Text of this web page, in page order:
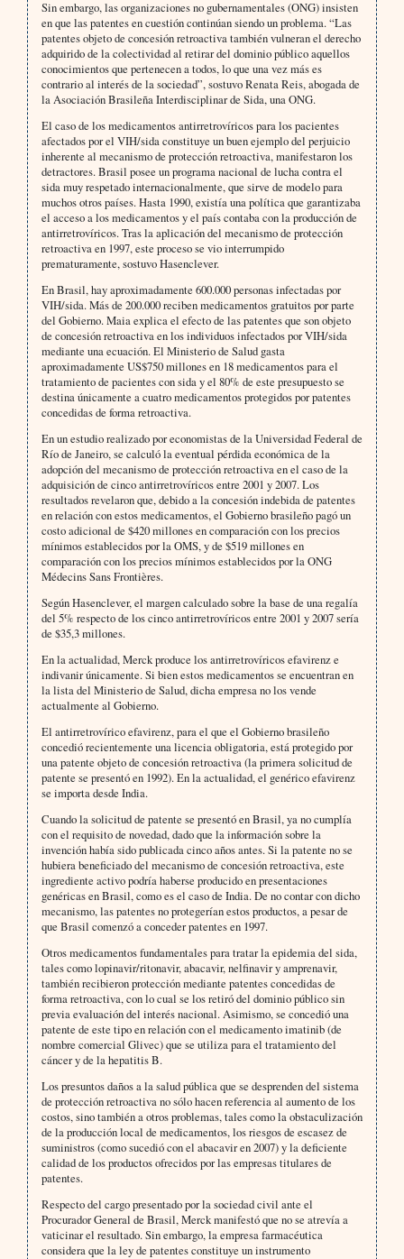
Sin embargo, las organizaciones no gubernamentales (ONG) insisten
en que las patentes en cuestión continúan siendo un problema. “Las
patentes objeto de concesión retroactiva también vulneran el derecho
adquirido de la colectividad al retirar del dominio público aquellos
conocimientos que pertenecen a todos, lo que una vez más es
contrario al interés de la sociedad”, sostuvo Renata Reis, abogada de
la Asociación Brasileña Interdisciplinar de Sida, una ONG.
El caso de los medicamentos antirretrovíricos para los pacientes
afectados por el VIH/sida constituye un buen ejemplo del perjuicio
inherente al mecanismo de protección retroactiva, manifestaron los
detractores. Brasil posee un programa nacional de lucha contra el
sida muy respetado internacionalmente, que sirve de modelo para
muchos otros países. Hasta 1990, existía una política que garantizaba
el acceso a los medicamentos y el país contaba con la producción de
antirretrovíricos. Tras la aplicación del mecanismo de protección
retroactiva en 1997, este proceso se vio interrumpido
prematuramente, sostuvo Hasenclever.
En Brasil, hay aproximadamente 600.000 personas infectadas por
VIH/sida. Más de 200.000 reciben medicamentos gratuitos por parte
del Gobierno. Maia explica el efecto de las patentes que son objeto
de concesión retroactiva en los individuos infectados por VIH/sida
mediante una ecuación. El Ministerio de Salud gasta
aproximadamente US$750 millones en 18 medicamentos para el
tratamiento de pacientes con sida y el 80% de este presupuesto se
destina únicamente a cuatro medicamentos protegidos por patentes
concedidas de forma retroactiva.
En un estudio realizado por economistas de la Universidad Federal de
Río de Janeiro, se calculó la eventual pérdida económica de la
adopción del mecanismo de protección retroactiva en el caso de la
adquisición de cinco antirretrovíricos entre 2001 y 2007. Los
resultados revelaron que, debido a la concesión indebida de patentes
en relación con estos medicamentos, el Gobierno brasileño pagó un
costo adicional de $420 millones en comparación con los precios
mínimos establecidos por la OMS, y de $519 millones en
comparación con los precios mínimos establecidos por la ONG
Médecins Sans Frontières.
Según Hasenclever, el margen calculado sobre la base de una regalía
del 5% respecto de los cinco antirretrovíricos entre 2001 y 2007 sería
de $35,3 millones.
En la actualidad, Merck produce los antirretrovíricos efavirenz e
indivanir únicamente. Si bien estos medicamentos se encuentran en
la lista del Ministerio de Salud, dicha empresa no los vende
actualmente al Gobierno.
El antirretrovírico efavirenz, para el que el Gobierno brasileño
concedió recientemente una licencia obligatoria, está protegido por
una patente objeto de concesión retroactiva (la primera solicitud de
patente se presentó en 1992). En la actualidad, el genérico efavirenz
se importa desde India.
Cuando la solicitud de patente se presentó en Brasil, ya no cumplía
con el requisito de novedad, dado que la información sobre la
invención había sido publicada cinco años antes. Si la patente no se
hubiera beneficiado del mecanismo de concesión retroactiva, este
ingrediente activo podría haberse producido en presentaciones
genéricas en Brasil, como es el caso de India. De no contar con dicho
mecanismo, las patentes no protegerían estos productos, a pesar de
que Brasil comenzó a conceder patentes en 1997.
Otros medicamentos fundamentales para tratar la epidemia del sida,
tales como lopinavir/ritonavir, abacavir, nelfinavir y amprenavir,
también recibieron protección mediante patentes concedidas de
forma retroactiva, con lo cual se los retiró del dominio público sin
previa evaluación del interés nacional. Asimismo, se concedió una
patente de este tipo en relación con el medicamento imatinib (de
nombre comercial Glivec) que se utiliza para el tratamiento del
cáncer y de la hepatitis B.
Los presuntos daños a la salud pública que se desprenden del sistema
de protección retroactiva no sólo hacen referencia al aumento de los
costos, sino también a otros problemas, tales como la obstaculización
de la producción local de medicamentos, los riesgos de escasez de
suministros (como sucedió con el abacavir en 2007) y la deficiente
calidad de los productos ofrecidos por las empresas titulares de
patentes.
Respecto del cargo presentado por la sociedad civil ante el
Procurador General de Brasil, Merck manifestó que no se atrevía a
vaticinar el resultado. Sin embargo, la empresa farmacéutica
considera que la ley de patentes constituye un instrumento